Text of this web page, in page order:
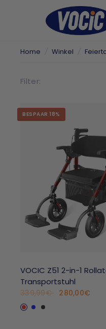
Home Winkel
Filter:
BESPAAR 18%
VOCIC Z51 2-in-1
Transportstuhl
339,99€ 280,00€
RotBlauSchwarz